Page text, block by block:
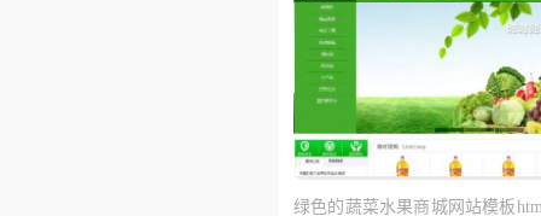
绿色的蔬菜水果商城网站模板